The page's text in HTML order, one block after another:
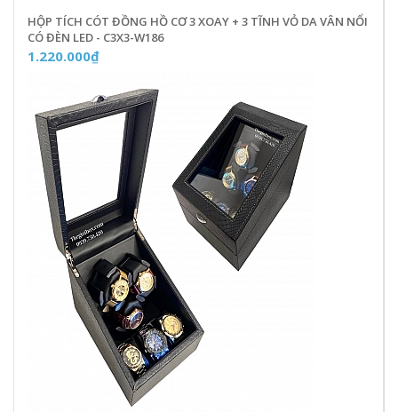
HỘP TÍCH CÓT ĐỒNG HỒ CƠ 3 XOAY + 3 TĨNH VỎ DA VÂN NỔI
CÓ ĐÈN LED - C3X3-W186
1.220.000₫